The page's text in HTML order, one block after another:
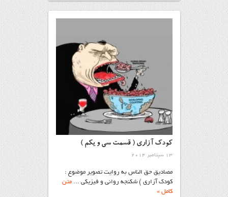
كودك آزاري ( قسمت سی و یکم )
13 سپتامبر 2014
مصادیق حق الناس به روایت تصویر موضوع :
كودك آزاري ) شكنجه رواني و فیزیکی ...متن
کامل »